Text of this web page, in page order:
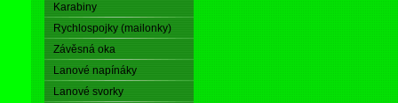
Karabiny
Rychlospojky (mailonky)
Závěsná oka
Lanové napínáky
Lanové svorky